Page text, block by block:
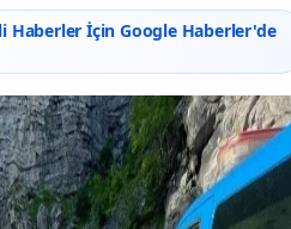
Haberler İçin Google Haberler'de